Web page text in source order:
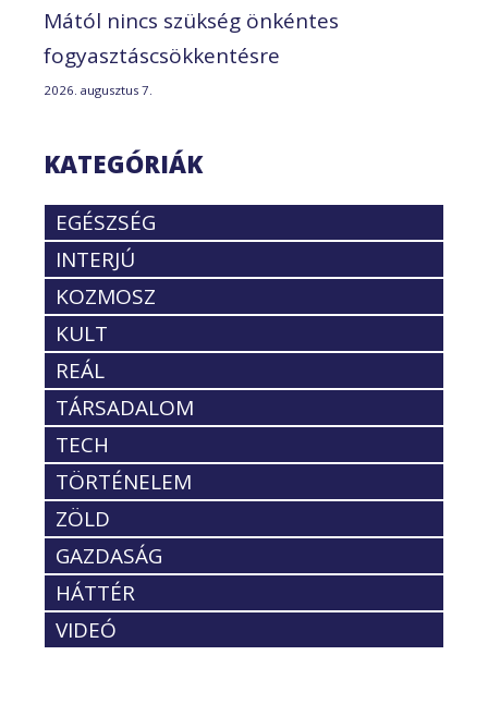
Mától nincs szükség önkéntes
fogyasztáscsökkentésre
2026. augusztus 7.
KATEGÓRIÁK
EGÉSZSÉG
INTERJÚ
KOZMOSZ
KULT
REÁL
TÁRSADALOM
TECH
TÖRTÉNELEM
ZÖLD
GAZDASÁG
HÁTTÉR
VIDEÓ